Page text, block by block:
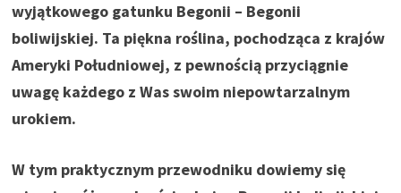
wyjątkowego gatunku Begonii – Begonii
boliwijskiej. Ta piękna roślina, pochodząca z krajów
Ameryki Południowej, z pewnością przyciągnie
uwagę każdego z Was swoim niepowtarzalnym
urokiem.
W tym praktycznym przewodniku dowiemy się